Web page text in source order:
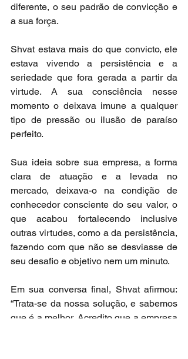
diferente, o seu padrão de convicção e
a sua força.
Shvat estava mais do que convicto, ele
estava vivendo a persistência e a
seriedade que fora gerada a partir da
virtude. A sua consciência nesse
momento o deixava imune a qualquer
tipo de pressão ou ilusão de paraíso
perfeito.
Sua ideia sobre sua empresa, a forma
clara de atuação e a levada no
mercado, deixava-o na condição de
conhecedor consciente do seu valor, o
que acabou fortalecendo inclusive
outras virtudes, como a da persistência,
fazendo com que não se desviasse de
seu desafio e objetivo nem um minuto.
Em sua conversa final, Shvat afirmou:
“Trata-se da nossa solução, e sabemos
que é a melhor. Acredito que a empresa